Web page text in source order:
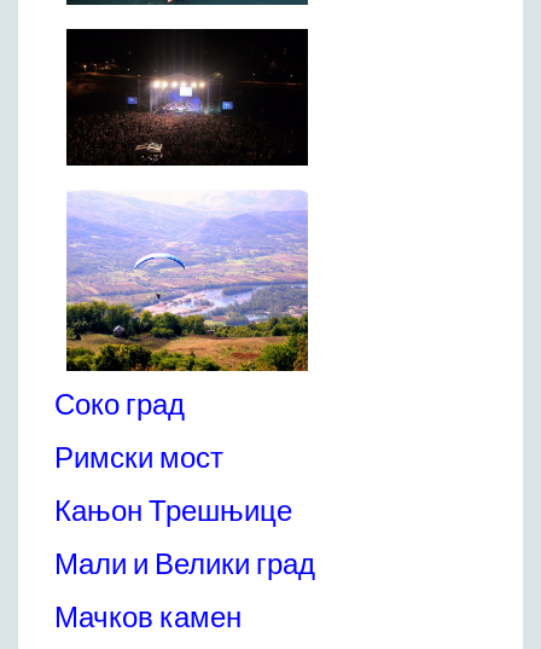
Соко град
Римски мост
Кањон Трешњице
Мали и Велики град
Мачков камен